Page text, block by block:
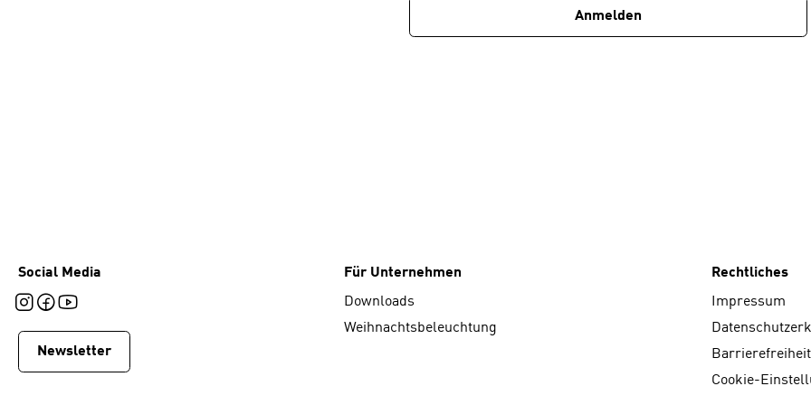
Anmelden
Social Media
Newsletter
Für Unternehmen
Downloads
Weihnachtsbeleuchtung
Rechtliches
Impressum
Barrierefreiheit
Cookie-